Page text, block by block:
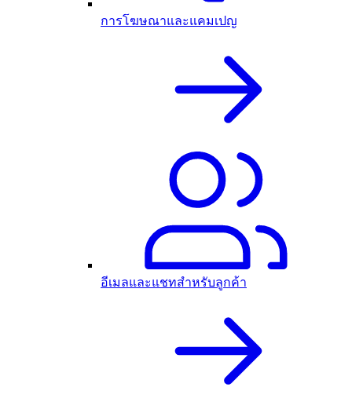
การโฆษณาและแคมเปญ
อีเมลและแชทสำหรับลูกค้า